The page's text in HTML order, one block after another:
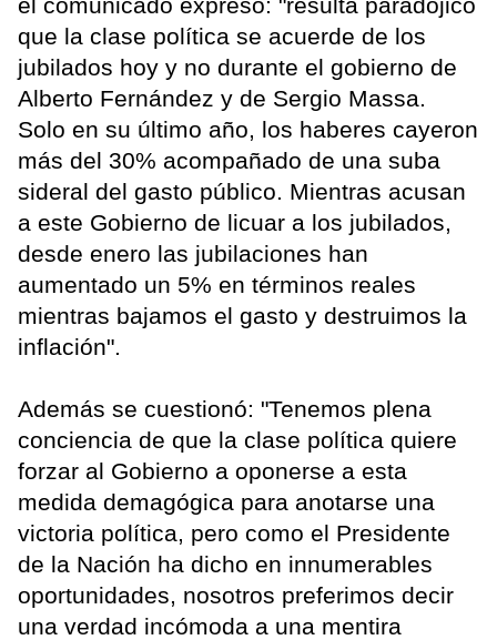
que la clase política se acuerde de los
jubilados hoy y no durante el gobierno de
Alberto Fernández y de Sergio Massa.
Solo en su último año, los haberes cayeron
más del 30% acompañado de una suba
sideral del gasto público. Mientras acusan
a este Gobierno de licuar a los jubilados,
desde enero las jubilaciones han
aumentado un 5% en términos reales
mientras bajamos el gasto y destruimos la
inflación".
Además se cuestionó: "Tenemos plena
conciencia de que la clase política quiere
forzar al Gobierno a oponerse a esta
medida demagógica para anotarse una
victoria política, pero como el Presidente
de la Nación ha dicho en innumerables
oportunidades, nosotros preferimos decir
una verdad incómoda a una mentira